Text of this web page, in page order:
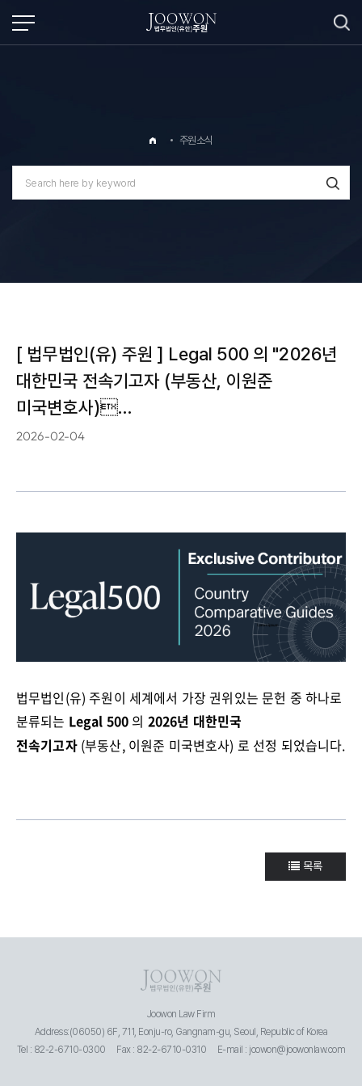
주원소식
[ 법무법인(유) 주원 ] Legal 500 의 "2026년
대한민국 전속기고자 (부동산, 이원준
미국변호사)…
2026-02-04
법무법인(유)주원이 세계에서 가장 권위있는 문헌 중 하나로
분류되는 Legal 500 의 2026년 대한민국
전속기고자(부동산, 이원준 미국변호사) 로 선정 되었습니다.
목록
Joowon Law Firm
Address:(06050) 6F, 711, Eonju-ro, Gangnam-gu, Seoul, Republic of Korea
Tel : 82-2-6710-0300
Fax : 82-2-6710-0310 E-mail : joowon@joowonlaw.com